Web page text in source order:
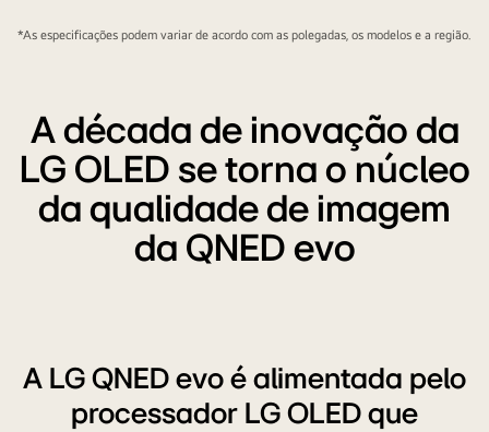
*As especificações podem variar de acordo com as polegadas, os modelos e a região.
A década de inovação da
LG OLED se torna o núcleo
da qualidade de imagem
da QNED evo
A LG QNED evo é alimentada pelo
processador LG OLED que